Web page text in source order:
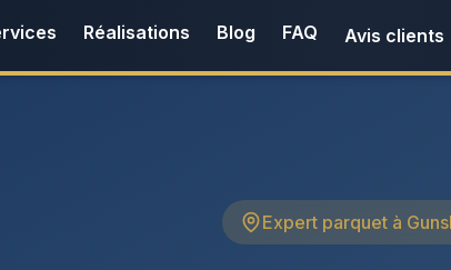
Réalisations Blog FAQ Avis clients
Expert parquet à